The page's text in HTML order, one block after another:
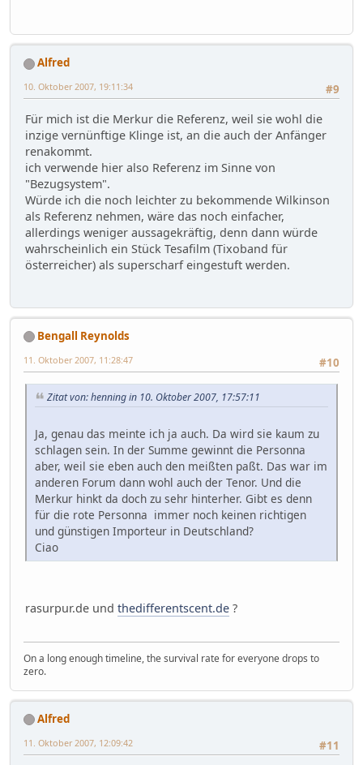
Alfred
#9
10. Oktober 2007, 19:11:34
Für mich ist die Merkur die Referenz, weil sie wohl die
inzige vernünftige Klinge ist, an die auch der Anfänger
renakommt.
ich verwende hier also Referenz im Sinne von
"Bezugsystem".
Würde ich die noch leichter zu bekommende Wilkinson
als Referenz nehmen, wäre das noch einfacher,
allerdings weniger aussagekräftig, denn dann würde
wahrscheinlich ein Stück Tesafilm (Tixoband für
österreicher) als superscharf eingestuft werden.
Bengall Reynolds
#10
11. Oktober 2007, 11:28:47
Zitat von: henning in 10. Oktober 2007, 17:57:11
Ja, genau das meinte ich ja auch. Da wird sie kaum zu
schlagen sein. In der Summe gewinnt die Personna
aber, weil sie eben auch den meißten paßt. Das war im
anderen Forum dann wohl auch der Tenor. Und die
Merkur hinkt da doch zu sehr hinterher. Gibt es denn
für die rote Personna immer noch keinen richtigen
und günstigen Importeur in Deutschland?
Ciao
rasurpur.de und thedifferentscent.de ?
On a long enough timeline, the survival rate for everyone drops to
zero.
Alfred
#11
11. Oktober 2007, 12:09:42